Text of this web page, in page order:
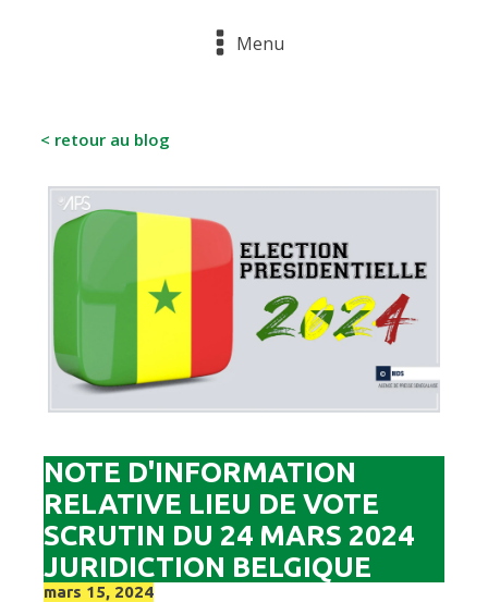
Menu
< retour au blog
NOTE D'INFORMATION
RELATIVE LIEU DE VOTE
SCRUTIN DU 24 MARS 2024
JURIDICTION BELGIQUE
mars 15, 2024